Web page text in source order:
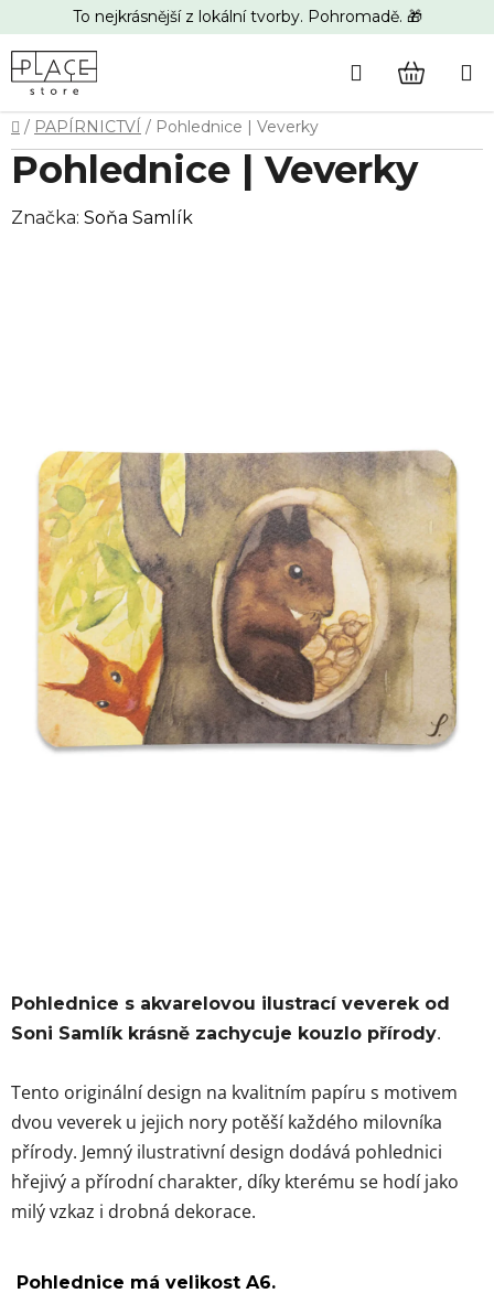
na
obsah
To nejkrásnější z lokální tvorby. Pohromadě. 🎁
Hledat
Domů
/ PAPÍRNICTVÍ / Pohlednice | Veverky
Pohlednice s akvarelovou ilustrací veverek od
Soni Samlík krásně zachycuje kouzlo přírody.
Tento originální design na kvalitním papíru s motivem
dvou veverek u jejich nory potěší každého milovníka
přírody. Jemný ilustrativní design dodává pohlednici
hřejivý a přírodní charakter, díky kterému se hodí jako
milý vzkaz i drobná dekorace.
Pohlednice má velikost A6.
Pohlednice | Veverky
Značka: Soňa Samlík